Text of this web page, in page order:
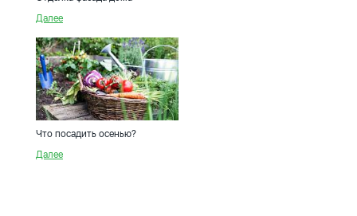
Далее
Что посадить осенью?
Далее